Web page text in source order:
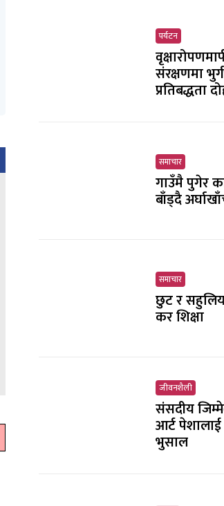
पर्यटन
संरक्षणमा
प्रतिबद्धता
समाचार
गाउँमै पुगेर
बाँड्दै
समाचार
छुट र
कर शिक्षा
जीवनशैली
संसदीय
आर्ट पेशालाई
भुसाल